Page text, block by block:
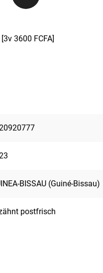
3600 FCFA]
BISSAU (Guiné-Bissau)
postfrisch